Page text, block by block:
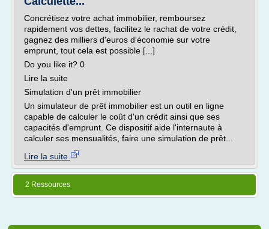
Concrétisez votre achat immobilier, remboursez
rapidement vos dettes, facilitez le rachat de votre crédit,
gagnez des milliers d'euros d'économie sur votre
emprunt, tout cela est possible [...]
Do you like it? 0
Lire la suite
Simulation d'un prêt immobilier
Un simulateur de prêt immobilier est un outil en ligne
capable de calculer le coût d'un crédit ainsi que ses
capacités d'emprunt. Ce dispositif aide l'internaute à
calculer ses mensualités, faire une simulation de prêt...
Lire la suite
2 Ressources